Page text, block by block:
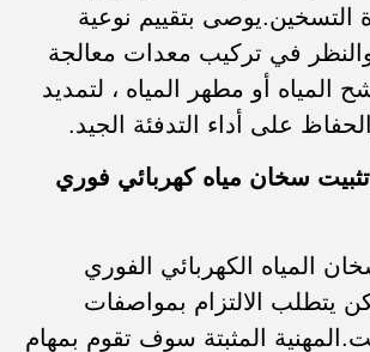
التسخين.يوصى بتقييم نوعية
والنظر في تركيب معدات معالجة
المياه أو مطهر المياه ، لتمديد
على أداء التدفئة الجيد.
4: هل تثبيت سخان مياه كهربائي فوري
المياه الكهربائي الفوري
يتطلب الالتزام بمواصفات
المثبتة سوف تقوم بمهام